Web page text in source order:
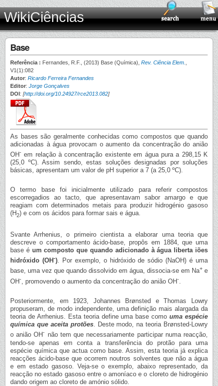
WikiCiências
Base
Referência : Fernandes, R.F., (2013) Base (Química), Rev. Ciência Elem.
V1(1):082
Autor: Ricardo Ferreira Fernandes
Editor: Jorge Gonçalves
DOI: [http://doi.org/10.24927/rce2013.082]
As bases são geralmente conhecidas como compostos que quando
adicionadas à água provocam o aumento da concentração do anião
OH- em relação à concentração existente em água pura a 298,15 K
(25,0 ºC). Assim sendo, estas soluções designadas por soluções
básicas, apresentam um valor de pH superior a 7 (a 25,0 ºC).
O termo base foi inicialmente utilizado para referir compostos
escorregadios ao tacto, que apresentavam sabor amargo e que
reagiam com determinados metais para produzir hidrogénio gasoso
(H2) e com os ácidos para formar sais e água.
Svante Arrhenius, o primeiro cientista a elaborar uma teoria que
descreve o comportamento ácido-base, propôs em 1884, que uma
base é um composto que quando adicionado à água liberta iões
hidróxido (OH-). Por exemplo, o hidróxido de sódio (NaOH) é uma
base, uma vez que quando dissolvido em água, dissocia-se em Na+ e
OH-, promovendo o aumento da concentração do anião OH-.
Posteriormente, em 1923, Johannes Brønsted e Thomas Lowry
propuseram, de modo independente, uma definição mais alargada da
teoria de Arrhenius. Esta teoria define uma base comouma espécie
química que aceita protões. Deste modo, na teoria Brønsted-Lowry
o anião OH- não tem que necessariamente participar numa reacção,
tendo-se apenas em conta a transferência do protão para uma
espécie química que actua como base. Assim, esta teoria já explica
reacções ácido-base que ocorrem noutros solventes que não a água
e em estado gasoso. Veja-se o exemplo, abaixo representado, da
reacção no estado gasoso entre o amoníaco e o cloreto de hidrogénio
dando origem ao cloreto de amónio sólido.